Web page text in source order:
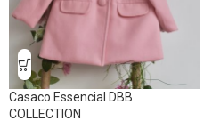
Casaco Essencial DBB
COLLECTION